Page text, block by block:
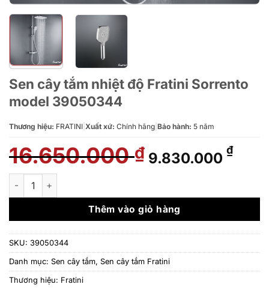
Sen cây tắm nhiệt độ Fratini Sorrento
model 39050344
Thương hiệu: FRATINI Xuất xứ: Chính hãng Bảo hành: 5 năm
16.650.000₫ Giá
gốc
16.650.000 ₫.
9.830.000 ₫Giá
là:
Sen cây tắm nhiệt độ Fratini Sorrento model 39050344 số
Thêm vào giỏ hàng
SKU: 39050344
Danh mục: Sen cây tắm, Sen cây tắm Fratini
Thương hiệu: Fratini